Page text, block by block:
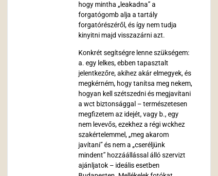
hogy mintha „leakadna” a
forgatógomb alja a tartály
forgatórészéről, és így nem tudja
kinyitni majd visszazárni azt.
Konkrét segítségre lenne szükségem:
a. egy lelkes, ebben tapasztalt
jelentkezőre, akihez akár elmegyek, és
megkérném, hogy tanítsa meg nekem,
hogyan kell szétszedni és megjavítani
a wct biztonsággal – természetesen
megfizetem az idejét, vagy b., egy
nem levevős, ezekhez a régi wckhez
szakértelemmel, „meg akarom
javítani” és nem a „cseréljünk
mindent” hozzáállással álló szervizt
ajánljatok – ideális esetben